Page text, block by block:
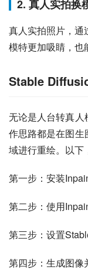
2. 真人实拍换
真人实拍照片，
模特更加吸睛，也
Stable
无论是人台转真
作思路都是在图
域进行重绘。以下
第一步：安装
第二步：使用
第三步：设置
第四步：生成图像